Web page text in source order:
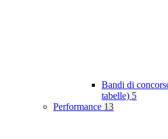
Bandi di
tabelle) 5
Performance 13